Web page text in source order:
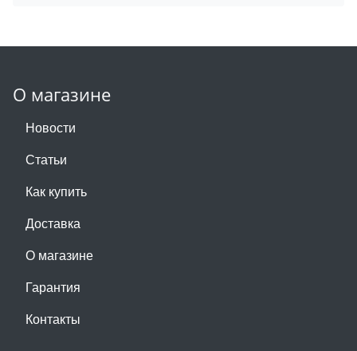
О магазине
Новости
Статьи
Как купить
Доставка
О магазине
Гарантия
Контакты